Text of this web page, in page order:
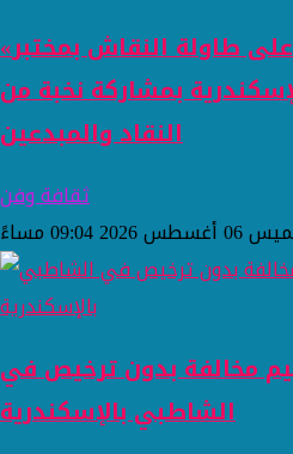
«الرحلة الأخيرة» على طاولة النقاش بمختبر
بمشاركة نخبة من
النقاد والمبدعين
ثقافة وفن
2026 09:04 مساءً
مخالفة بدون ترخيص في
الشاطبي بالإسكندرية